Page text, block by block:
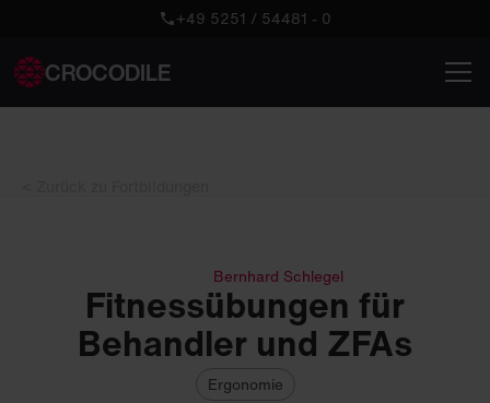
+49 5251 / 54481 - 0
CROCODILE
Bernhard Schlegel
Fitnessübungen für
Behandler und ZFAs
Ergonomie